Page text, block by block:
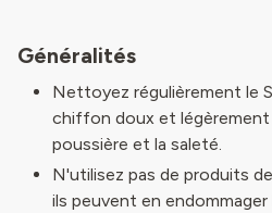
Généralités
Nettoyez régulièrement le
chiffon doux et légèrement
poussière et la saleté.
N'utilisez pas de produits
ils peuvent en endommager